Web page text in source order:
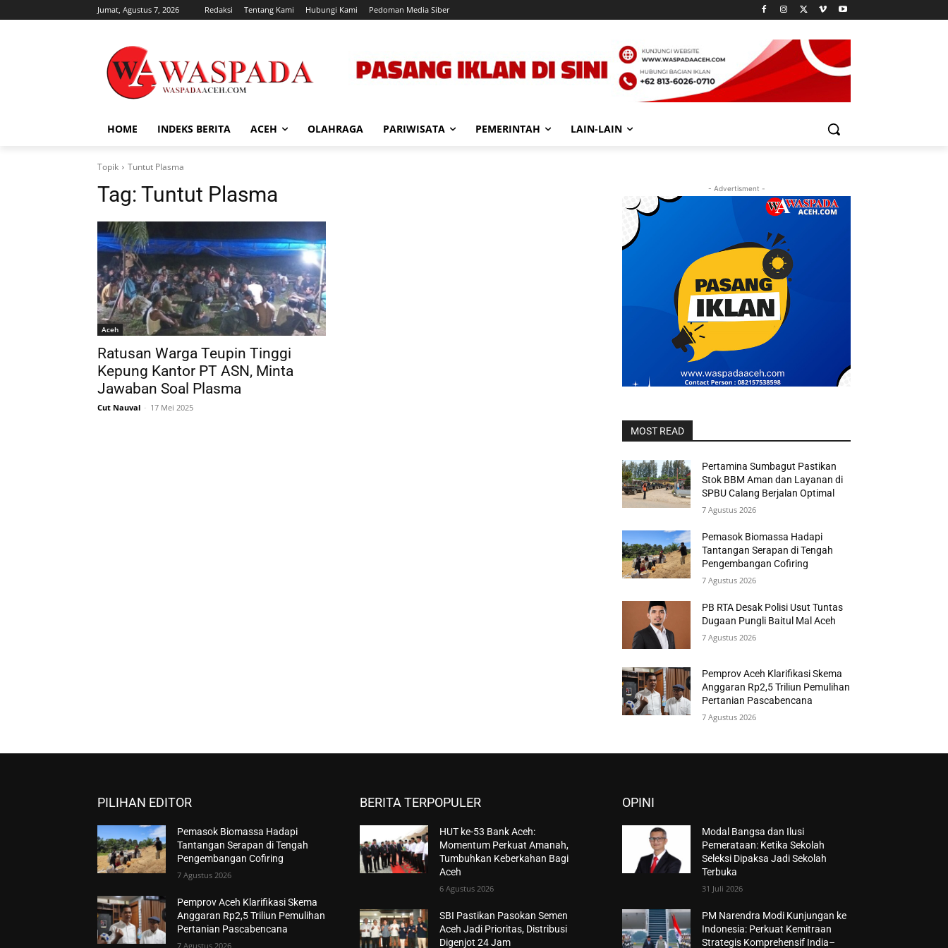
Jumat, Agustus 7, 2026 Redaksi Tentang Kami Hubungi Kami Pedoman Media Siber
HOME INDEKS BERITA ACEH OLAHRAGA PARIWISATA PEMERINTAH LAIN-LAIN
Topik Tuntut Plasma
Tag: Tuntut Plasma
Aceh
Ratusan Warga Teupin Tinggi
Kepung Kantor PT ASN, Minta
Jawaban Soal Plasma
Cut Nauval - 17 Mei 2025
- Advertisment -
MOST READ
Pertamina Sumbagut Pastikan
Stok BBM Aman dan Layanan di
SPBU Calang Berjalan Optimal
7 Agustus 2026
Pemasok Biomassa Hadapi
Tantangan Serapan di Tengah
Pengembangan Cofiring
7 Agustus 2026
PB RTA Desak Polisi Usut Tuntas
Dugaan Pungli Baitul Mal Aceh
7 Agustus 2026
Pemprov Aceh Klarifikasi Skema
Anggaran Rp2,5 Triliun Pemulihan
Pertanian Pascabencana
7 Agustus 2026
PILIHAN EDITOR
Pemasok Biomassa Hadapi
Tantangan Serapan di Tengah
Pengembangan Cofiring
7 Agustus 2026
Pemprov Aceh Klarifikasi Skema
Anggaran Rp2,5 Triliun Pemulihan
Pertanian Pascabencana
7 Agustus 2026
BERITA TERPOPULER
HUT ke-53 Bank Aceh:
Momentum Perkuat Amanah,
Tumbuhkan Keberkahan Bagi
Aceh
6 Agustus 2026
SBI Pastikan Pasokan Semen
Aceh Jadi Prioritas, Distribusi
Digenjot 24 Jam
OPINI
Modal Bangsa dan Ilusi
Pemerataan: Ketika Sekolah
Seleksi Dipaksa Jadi Sekolah
Terbuka
31 Juli 2026
PM Narendra Modi Kunjungan ke
Indonesia: Perkuat Kemitraan
Strategis Komprehensif India–